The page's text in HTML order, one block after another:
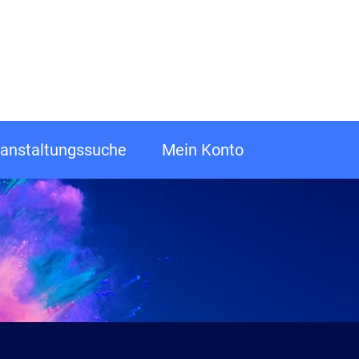
Mein Konto